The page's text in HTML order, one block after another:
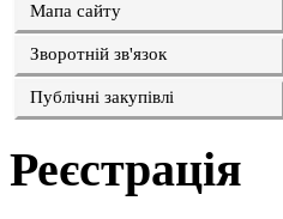
Мапа сайту
Зворотній зв'язок
Публічні закупівлі
Реєстрація